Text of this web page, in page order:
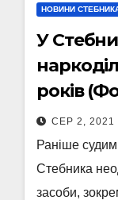
НОВИНИ
У
років
СЕР 2, 2021
Раніше
Стебника
засоби,